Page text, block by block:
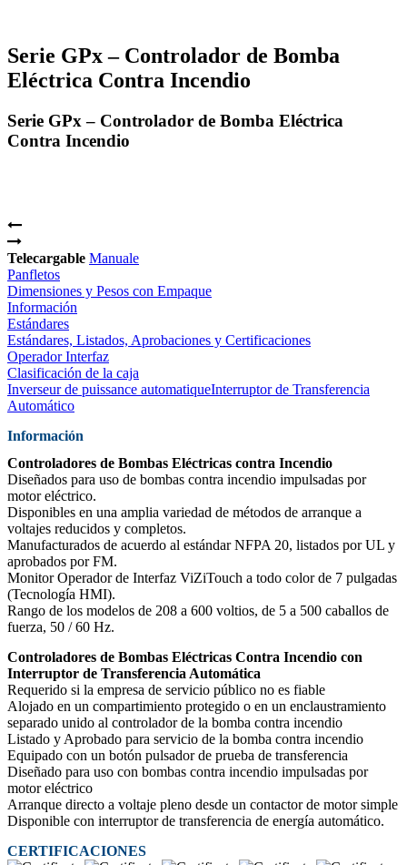
Serie GPx – Controlador de Bomba
Eléctrica Contra Incendio
Serie GPx – Controlador de Bomba Eléctrica
Contra Incendio
Telecargable Manuale
Panfletos
Dimensiones y Pesos con Empaque
Información
Estándares
Estándares, Listados, Aprobaciones y Certificaciones
Operador Interfaz
Clasificación de la caja
Inverseur de puissance automatiqueInterruptor de Transferencia
Automático
Información
Controladores de Bombas Eléctricas contra Incendio
Diseñados para uso de bombas contra incendio impulsadas por
motor eléctrico.
Disponibles en una amplia variedad de métodos de arranque a
voltajes reducidos y completos.
Manufacturados de acuerdo al estándar NFPA 20, listados por UL y
aprobados por FM.
Monitor Operador de Interfaz ViZiTouch a todo color de 7 pulgadas
(Tecnología HMI).
Rango de los modelos de 208 a 600 voltios, de 5 a 500 caballos de
fuerza, 50 / 60 Hz.
Controladores de Bombas Eléctricas Contra Incendio con
Interruptor de Transferencia Automática
Requerido si la empresa de servicio público no es fiable
Alojado en un compartimiento protegido o en un enclaustramiento
separado unido al controlador de la bomba contra incendio
Listado y Aprobado para servicio de la bomba contra incendio
Equipado con un botón pulsador de prueba de transferencia
Diseñado para uso con bombas contra incendio impulsadas por
motor eléctrico
Arranque directo a voltaje pleno desde un contactor de motor simple
Disponible con interruptor de transferencia de energía automático.
CERTIFICACIONES